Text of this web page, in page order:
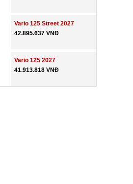
Vario 125 Street 2027
42.895.637 VNĐ
Vario 125 2027
41.913.818 VNĐ